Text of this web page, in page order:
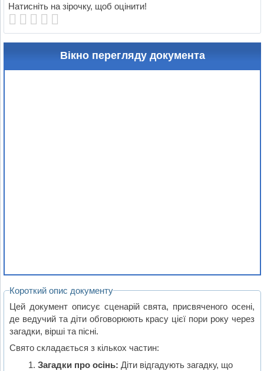
Натисніть на зірочку, щоб оцінити!
Вікно перегляду документа
Короткий опис документу
Цей документ описує сценарій свята, присвяченого осені,
де ведучий та діти обговорюють красу цієї пори року через
загадки, вірші та пісні.
Свято складається з кількох частин:
Загадки про осінь: Діти відгадують загадку, що